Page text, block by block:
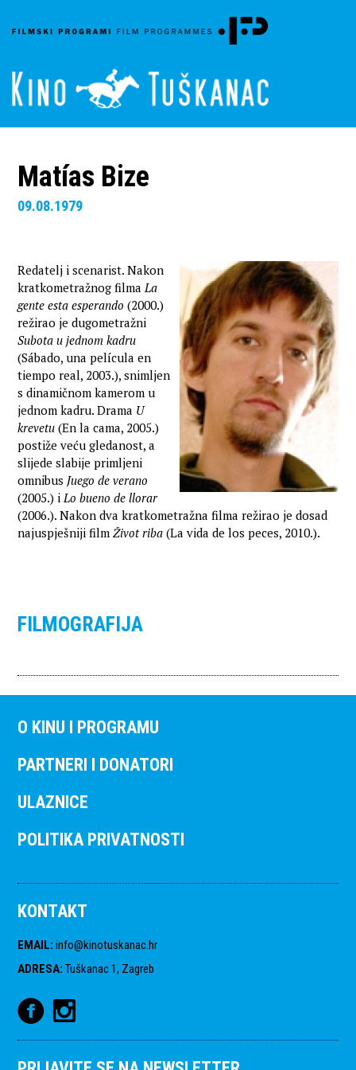
Matías Bize
09.08.1979
Redatelj i scenarist. Nakon
kratkometražnog filmaLa
gente esta esperando (2000.)
režirao je dugometražni
Subota u jednom kadru
(Sábado, una película en
tiempo real, 2003.), snimljen
s dinamičnom kamerom u
jednom kadru. Drama U
krevetu (En la cama, 2005.)
postiže veću gledanost, a
slijede slabije primljeni
omnibus Juego de verano
(2005.) iLo bueno de llorar
(2006.). Nakon dva kratkometražna filma režirao je dosad
najuspješniji filmŽivot riba (La vida de los peces, 2010.).
FILMOGRAFIJA
O KINU I PROGRAMU
PARTNERI I DONATORI
ULAZNICE
POLITIKA PRIVATNOSTI
KONTAKT
EMAIL: info@kinotuskanac.hr
ADRESA: Tuškanac 1, Zagreb